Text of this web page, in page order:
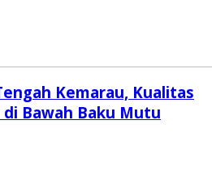
Kemarau, Kualitas
di Bawah Baku Mutu